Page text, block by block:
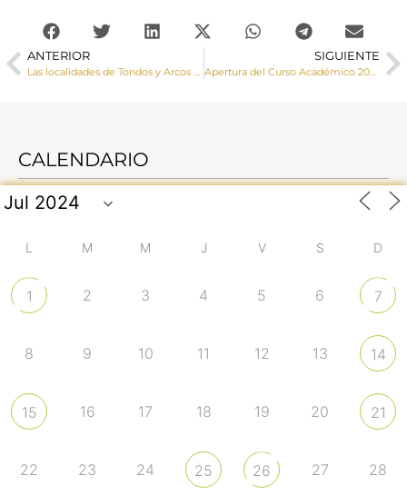
ANTERIOR
Las localidades de Tondos y Arcos de la Cantera reciben la Visita Pastoral de Mons. José Mª Yanguas
SIGUIENTE
Apertura del Curso Académico 2021-2022 en los Seminarios Diocesanos de Cuenca
CALENDARIO
L M M J V S D
1 2 3 4 5 6 7
8 9 10 11 12 13 14
15 16 17 18 19 20 21
22 23 24 25 26 27 28